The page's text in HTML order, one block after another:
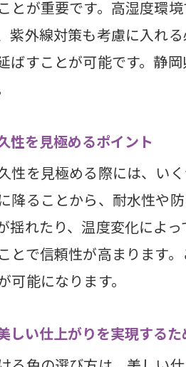
湿気
冬の寒
施工の
溶剤塗料
溶剤塗
静岡県
安全性
施工
とが重要です。高湿度環
紫外線対策も考慮に入れ
ばすことが可能です。静
性を見極めるポイント
性を見極める際には、い
降ることから、耐水性や
揺れたり、温度変化によ
とで信頼性が高まります
可能になります。
しい仕上がりを実現するた